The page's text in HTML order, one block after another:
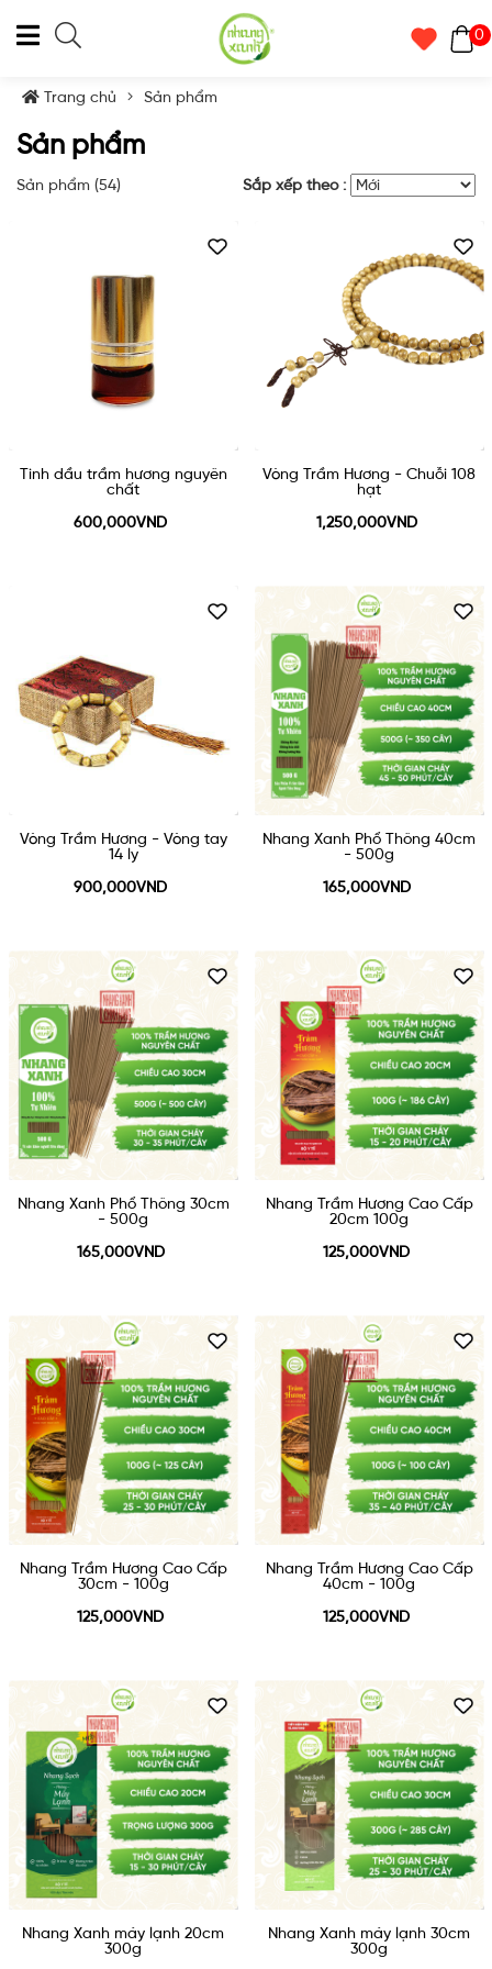
0
Trang chủ Sản phẩm
Sản phẩm
Sản phẩm (54) Sắp xếp theo :
Tinh dầu trầm hương nguyên
chất
600,000VND
Vòng Trầm Hương - Chuỗi 108
hạt
1,250,000VND
Vòng Trầm Hương - Vòng tay
14 ly
900,000VND
Nhang Xanh Phổ Thông 40cm
- 500g
165,000VND
Nhang Xanh Phổ Thông 30cm
- 500g
165,000VND
Nhang Trầm Hương Cao Cấp
20cm 100g
125,000VND
Nhang Trầm Hương Cao Cấp
30cm - 100g
125,000VND
Nhang Trầm Hương Cao Cấp
40cm - 100g
125,000VND
Nhang Xanh máy lạnh 20cm
300g
Nhang Xanh máy lạnh 30cm
300g